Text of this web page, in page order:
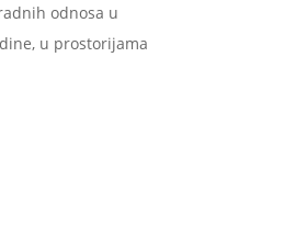
odnosa u
u prostorijama